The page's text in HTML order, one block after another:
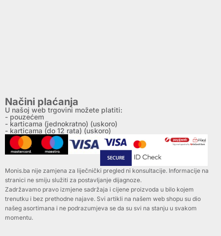
Načini plaćanja
U našoj web trgovini možete platiti:
- pouzećem
- karticama (jednokratno) (uskoro)
- karticama (do 12 rata) (uskoro)
Monis.ba nije zamjena za liječnički pregled ni konsultacije. Informacije na
stranici ne smiju služiti za postavljanje dijagnoze.
Zadržavamo pravo izmjene sadržaja i cijene proizvoda u bilo kojem
trenutku i bez prethodne najave. Svi artikli na našem web shopu su dio
našeg asortimana i ne podrazumjeva se da su svi na stanju u svakom
momentu.